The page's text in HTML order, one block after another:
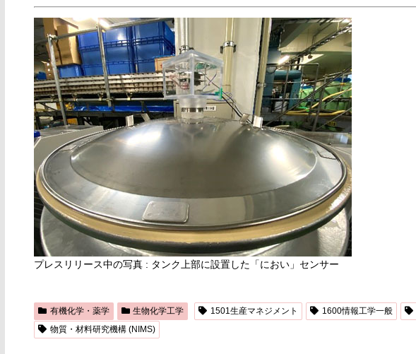
プレスリリース中の写真 : タンク上部に設置した「におい」センサー
有機化学・薬学 生物化学工学 1501生産マネジメント 1600情報工学一般
物質・材料研究機構 (NIMS)